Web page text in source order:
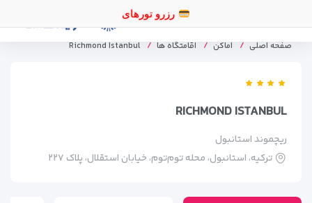
رزرو تورهای اقساطی
صفحه اصلی اماکن اقامتگاه ها Richmond Istanbul
RICHMOND ISTANBUL
ریچموند استانبول
ترکیه، استانبول، محله توم‌توم، خیابان استقلال، پلاک ۲۲۷